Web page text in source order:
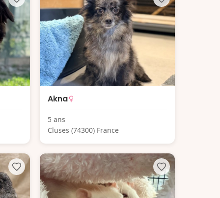
Akna
5 ans
Cluses (74300) France